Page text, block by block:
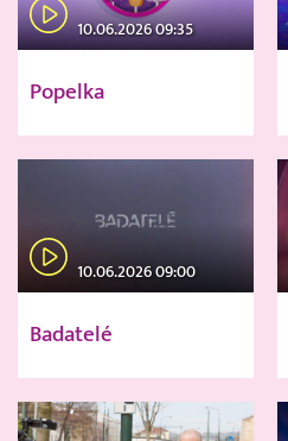
10.06.2026 09:35
Popelka
10.06.2026 09:00
Badatelé